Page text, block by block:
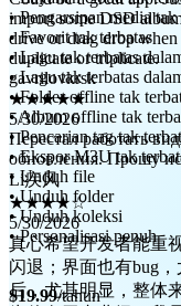
duplicate or triplicate.
gavrilovkrsk
★★★★★
5/30/2026
Перестал работать
обновления. Прошу
Li疾风
★★★★☆
5/30/2026
真心希望开发者能重
闪退；界面也有bug
后，尤其明显，整体
为偏向于专业级，我
现的广告降低了实际
• Pengarsipan media tak
• Favorit tak terbatas
• Lagu tak terbatas
• Lagu tak terbatas
• Folder offline tak
• Album offline tak
• Pencarian tag tak
• Ekspor M3U tak
• Unduh file
• Unduh folder
• Unduh koleksi
• Personalisasi penuh
$19.99/tahun